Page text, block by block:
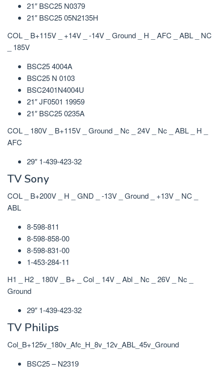
21″ BSC25 N0379
21″ BSC25 05N2135H
COL _ B+115V _ +14V _ -14V _ Ground _ H _ AFC _ ABL _ NC
_ 185V
BSC25 4004A
BSC25 N 0103
BSC2401N4004U
21″ JF0501 19959
21″ BSC25 0235A
COL _ 180V _ B+115V _ Ground _ Nc _ 24V _ Nc _ ABL _ H _
AFC
29″ 1-439-423-32
TV Sony
COL _ B+200V _ H _ GND _ -13V _ Ground _ +13V _ NC _
ABL
8-598-811
8-598-858-00
8-598-831-00
1-453-284-11
H1 _ H2 _ 180V _ B+ _ Col _ 14V _ Abl _ Nc _ 26V _ Nc _
Ground
29″ 1-439-423-32
TV Philips
Col_B+125v_180v_Afc_H_8v_12v_ABL_45v_Ground
BSC25 – N2319